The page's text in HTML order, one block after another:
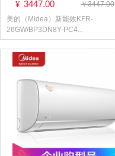
¥ 3447.00
￥3447.00
美的（Midea）新能效KFR-
26GW/BP3DN8Y-PC4...